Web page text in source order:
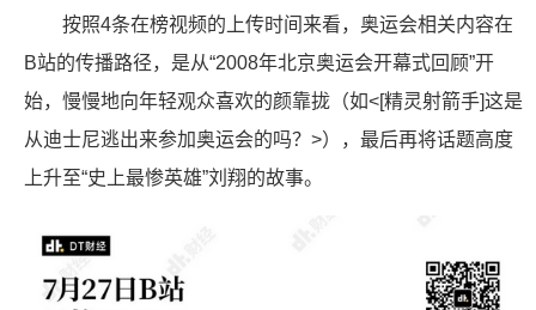
按照4条在榜视频的上传时间来看，奥运会相关内容在
B站的传播路径，是从“2008年北京奥运会开幕式回顾”开
始，慢慢地向年轻观众喜欢的颜靠拢（如<[精灵射箭手]这是
从迪士尼逃出来参加奥运会的吗？>），最后再将话题高度
上升至“史上最惨英雄”刘翔的故事。